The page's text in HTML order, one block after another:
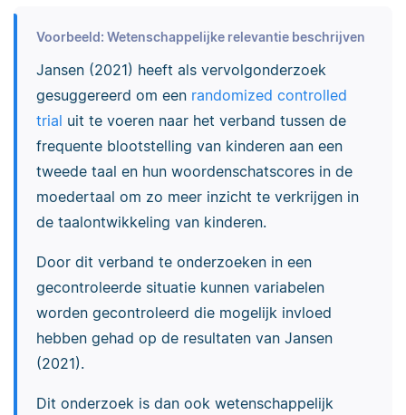
Voorbeeld: Wetenschappelijke relevantie beschrijven
Jansen (2021) heeft als vervolgonderzoek
gesuggereerd om een randomized controlled
trial uit te voeren naar het verband tussen de
frequente blootstelling van kinderen aan een
tweede taal en hun woordenschatscores in de
moedertaal om zo meer inzicht te verkrijgen in
de taalontwikkeling van kinderen.
Door dit verband te onderzoeken in een
gecontroleerde situatie kunnen variabelen
worden gecontroleerd die mogelijk invloed
hebben gehad op de resultaten van Jansen
(2021).
Dit onderzoek is dan ook wetenschappelijk